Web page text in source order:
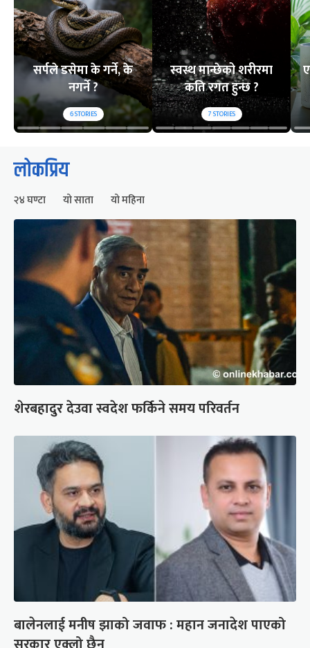
सर्पले डसेमा के गर्ने, के
नगर्ने ?
6STORIES
स्वस्थ मान्छेको शरीरमा
कति रगत हुन्छ ?
7STORIES
लोकप्रिय
२४ घण्टा यो साता यो महिना
शेरबहादुर देउवा स्वदेश फर्किने समय परिवर्तन
बालेनलाई मनीष झाको जवाफ : महान जनादेश पाएको